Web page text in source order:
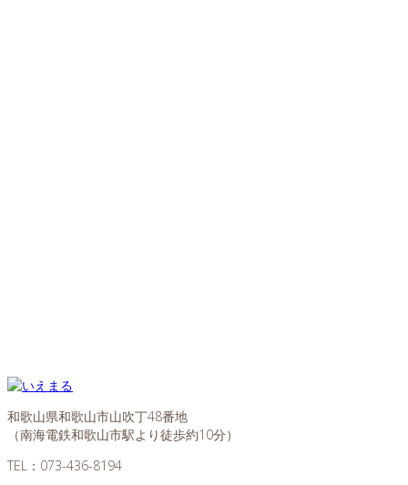
和歌山県和歌山市山吹丁48番地
（南海電鉄和歌山市駅より徒歩約10分）
TEL： 073-436-8194